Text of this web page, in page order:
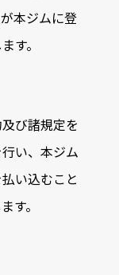
本ジムに登
す。
び諸規定を
い、本ジム
い込むこと
す。